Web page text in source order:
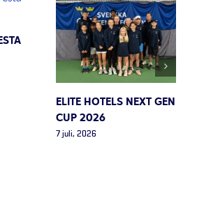
ELITE HOTELS NEXT GEN
CUP 2026
7 juli, 2026